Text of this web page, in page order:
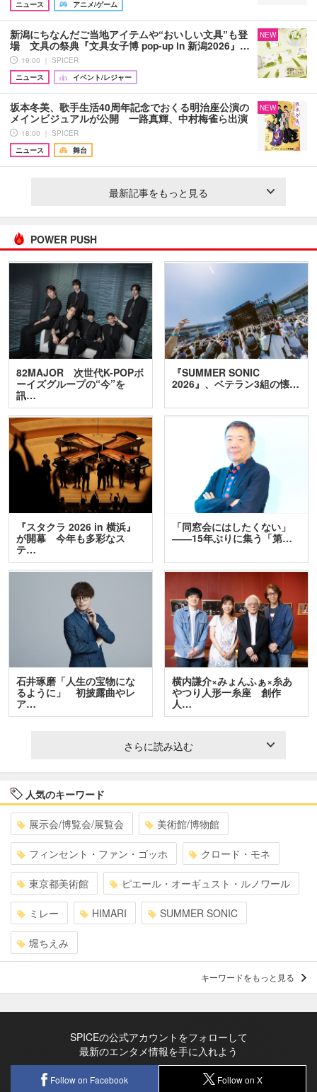
ニュース
アニメ/ゲーム
新潟にちなんだご当地アイテムや“おいしい文具”も登
場 文具の祭典『文具女子博 pop-up in 新潟2026』…
19:00 ｜ SPICER
ニュース
イベント/レジャー
NEW
坂本冬美、歌手生活40周年記念でおくる明治座公演の
メインビジュアルが公開 一路真輝、中村梅雀ら出演
18:00 ｜ SPICER
ニュース
舞台
NEW
最新記事をもっと見る
POWER PUSH
82MAJOR 次世代K-POPボ
ーイズグループの“今”を
訊…
『SUMMER SONIC
2026』、ベテラン3組の懐…
『スタクラ 2026 in 横浜』
が開幕 今年も多彩なス
テ…
「同窓会にはしたくない」
――15年ぶりに集う「第…
石井琢磨「人生の宝物にな
るように」 初披露曲やレ
ア…
横内謙介×みょんふぁ×糸あ
やつり人形一糸座 創作
人…
さらに読み込む
人気のキーワード
展示会/博覧会/展覧会 美術館/博物館
フィンセント・ファン・ゴッホ クロード・モネ
東京都美術館 ピエール・オーギュスト・ルノワール
ミレー HIMARI SUMMER SONIC
堀ちえみ
キーワードをもっと見る
SPICEの公式アカウントをフォローして
最新のエンタメ情報を手に入れよう
Follow on Facebook Follow on X